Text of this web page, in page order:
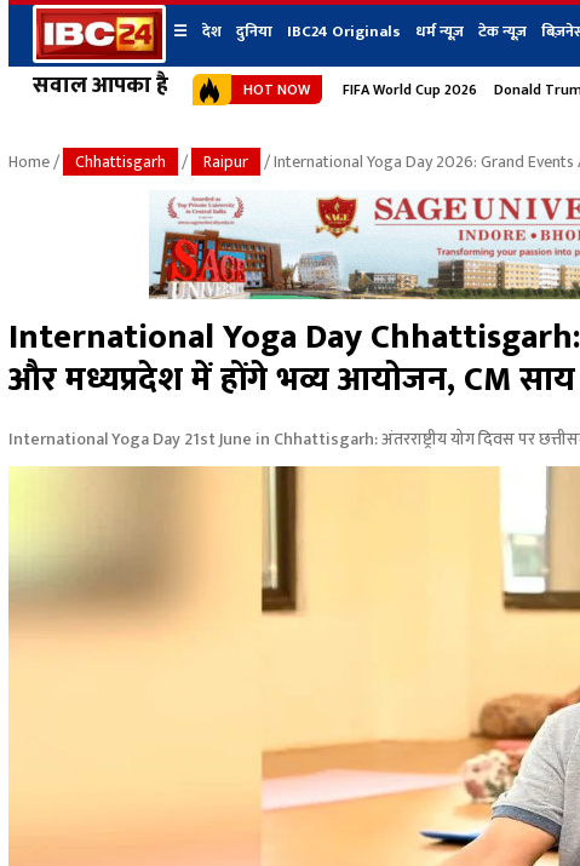
सवाल आपका है
☰ देश दुनिया IBC24 Originals धर्म न्यूज़ टेक न्यूज़
छत्तीसगढ़ न्यूज
उत्तर प्रदेश न्यूज
बिहार न्यूज
उत्तराखंड न्यूज
हिमाचल प्रदेश न्यूज
हरियाणा न्यूज
शहर
भोपाल
जबलपुर
ग्वालियर
रायपुर
दुनिया IBC24 Originals
HOT NOW FIFA World Cup 2026 Donald
Home/ Chhattisgarh / Raipur / International Yoga Day 2026: Grand
International Yoga Day Chhattisgarh:
और मध्यप्रदेश में होंगे भव्य आयोजन, CM
International Yoga Day 21st June in Chhattisgarh: अंतरराष्ट्रीय योग दिवस पर